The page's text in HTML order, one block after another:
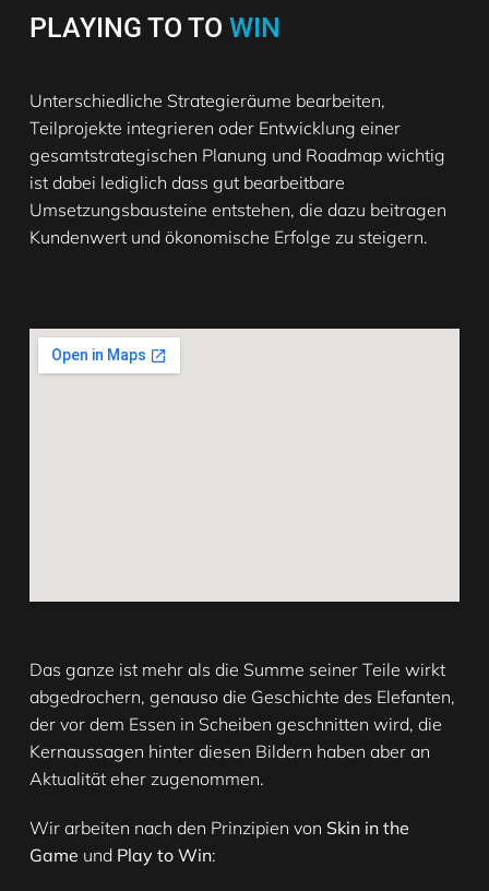
PLAYING TO TO WIN
Unterschiedliche Strategieräume bearbeiten,
Teilprojekte integrieren oder Entwicklung einer
gesamtstrategischen Planung und Roadmap wichtig
ist dabei lediglich dass gut bearbeitbare
Umsetzungsbausteine entstehen, die dazu beitragen
Kundenwert und ökonomische Erfolge zu steigern.
Das ganze ist mehr als die Summe seiner Teile wirkt
abgedrochern, genauso die Geschichte des Elefanten,
der vor dem Essen in Scheiben geschnitten wird, die
Kernaussagen hinter diesen Bildern haben aber an
Aktualität eher zugenommen.
Wir arbeiten nach den Prinzipien von Skin in the
Game und Play to Win: